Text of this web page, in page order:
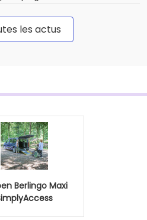
les actus
Berlingo Maxi